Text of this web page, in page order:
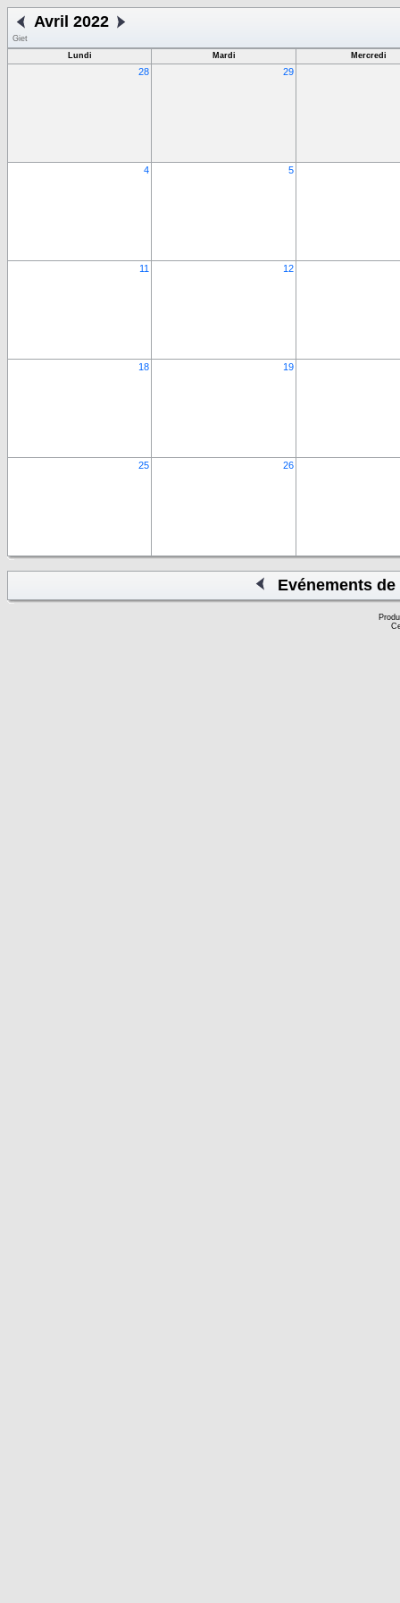
Avril 2022
Giet
Lundi
Mardi Mercredi
28 29
4 5
11 12
18 19
25 26
Evénements